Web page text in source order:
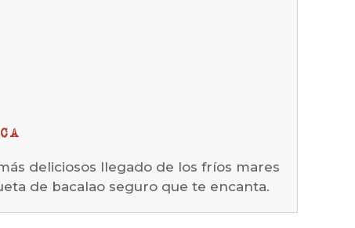
deliciosos llegado de los fríos mares
de bacalao seguro que te encanta.